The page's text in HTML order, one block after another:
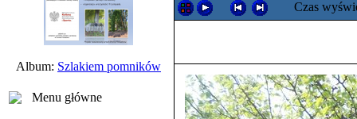
Album: Szlakiem pomników
Menu główne
Czas